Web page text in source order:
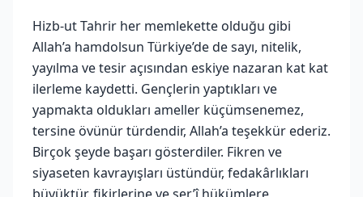
Hizb-ut Tahrir her memlekette olduğu gibi
Allah’a hamdolsun Türkiye’de de sayı, nitelik,
yayılma ve tesir açısından eskiye nazaran kat kat
ilerleme kaydetti. Gençlerin yaptıkları ve
yapmakta oldukları ameller küçümsenemez,
tersine övünür türdendir, Allah’a teşekkür ederiz.
Birçok şeyde başarı gösterdiler. Fikren ve
siyaseten kavrayışları üstündür, fedakârlıkları